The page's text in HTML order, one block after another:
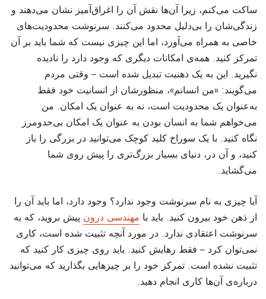
ساکت می‌کنم، زیرا آن‌ها نقش آن را اغراق‌آمیز نشان می‌دهند و
زندگی‌شان را بی‌دلیل محدود می‌کنند. سرنوشت محدودیت‌های
خاصی به همراه می‌آورد، اما این چیزی نیست که شما باید بر آن
تمرکز کنید. همه‌ی امکانات دیگری که وجود دارد را نادیده
نگیرید. این به یک ذهنیت تبدیل شده است – وقتی مردم
می‌گویند: «من انسانم»، منظورشان از انسانیت خود فقط
به‌عنوان یک محدودیت است، نه به عنوان یک امکان. من
می‌خواهم شما به انسان بودن به عنوان یک امکان بی‌حدومرز
نگاه کنید. با یک سوراخ کلید کوچک می‌توانید در بزرگی را باز
کنید، و آن در، دنیای بسیار بزرگ‌تری را پیش روی شما
می‌گشاید.
‫آیا چیزی به نام سرنوشت وجود ندارد؟ وجود دارد، اما باید آن را
از ذهن‌ خود بیرون کنید. باید با مهندسی درون پیش بروید، که به
سرنوشت اعتقادی ندارد. در مورد آنچه تثبیت شده است، کاری
نمی‌توان کرد – فقط رهایش کنید. باید روی چیزی کار کنید که
تثبیت نشده است. تمرکز خود را بر چیزهایی بگذارید که می‌توانید
درباره‌ی آن‌ها کاری انجام دهید.